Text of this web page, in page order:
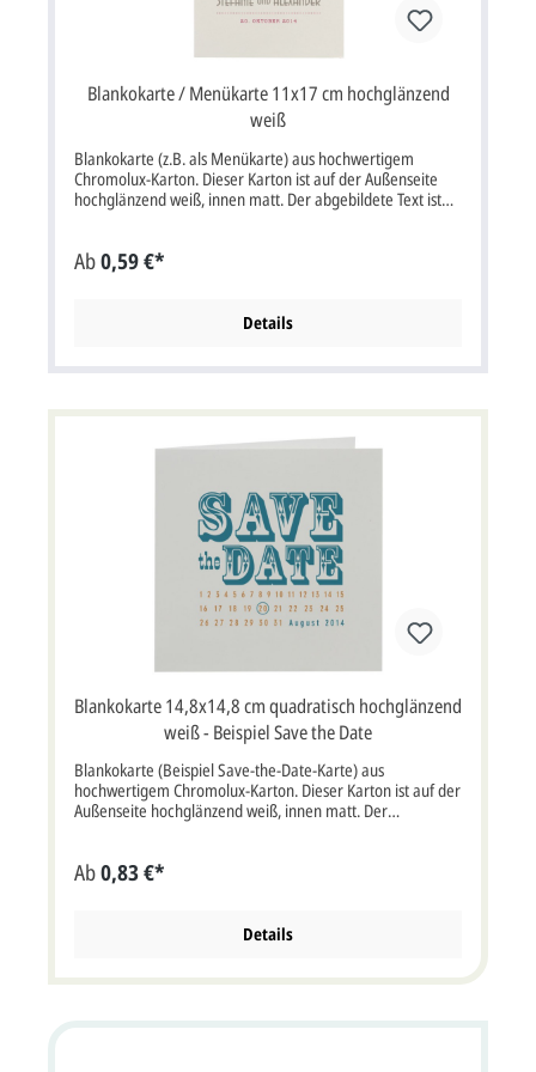
Blankokarte / Menükarte 11x17 cm hochglänzend
weiß
Blankokarte (z.B. als Menükarte) aus hochwertigem
Chromolux-Karton. Dieser Karton ist auf der Außenseite
hochglänzend weiß, innen matt. Der abgebildete Text ist
im Format: 11x17 cm bxh (22x17 cm aufgeklappt bxh). Die
Druckfarbe für den Text/Namen bei dieser Karte ist frei
Ab0,59 €*
Details
Blankokarte 14,8x14,8 cm quadratisch hochglänzend
weiß - Beispiel Save the Date
Blankokarte (Beispiel Save-the-Date-Karte) aus
hochwertigem Chromolux-Karton. Dieser Karton ist auf der
Außenseite hochglänzend weiß, innen matt. Der
schneeweißem Briefumschlag geliefert. Klappkarte
quadratisch im Format: 14,8x14,8 cm bxh (29,6x14,8 cm
dieser Karte ist frei wählbar. Kartenpreis inkl.
Ab0,83 €*
Details